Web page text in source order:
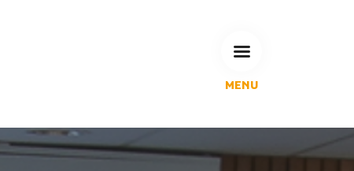
MENU
Espace Habitant